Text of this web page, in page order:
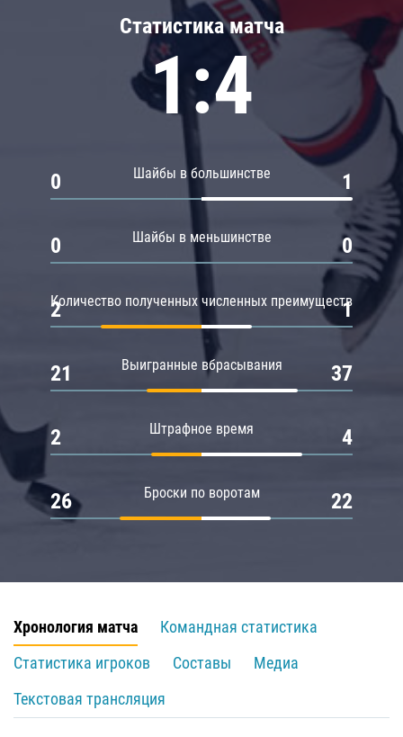
Статистика матча
1:4
Шайбы в большинстве
0 1
Шайбы в меньшинстве
0 0
Количество полученных численных преимуществ
2 1
Выигранные вбрасывания
21 37
Штрафное время
2 4
Броски по воротам
26 22
Хронология матча
Командная статистика
Статистика игроков
Составы
Медиа
Текстовая трансляция